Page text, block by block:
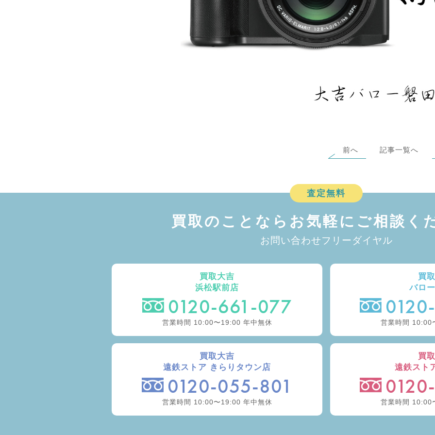
前へ 記事一覧へ
査定無料
買取のことなら お気軽にご相談く
お問い合わせフリーダイヤル
買取大吉
浜松駅前店
0120-661-077
営業時間 10:00〜19:00 年中無休
買
バロ
営業時間 10:00
買取大吉
遠鉄ストア きらりタウン店
0120-055-801
営業時間 10:00〜19:00 年中無休
買
遠鉄スト
営業時間 10:00